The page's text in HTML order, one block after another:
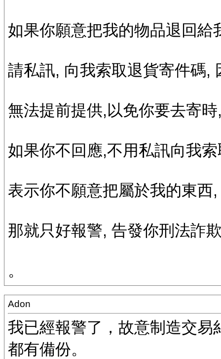
如果你願意把我的物品退回給
請私訊, 向我索取退貨寄件碼,
無法提前提供,以免你要去寄
如果你不回應,不用私訊向我
表示你不願意把屬於我的東西
那就只好報警, 告發你刑法詐
。
Adon
我已經報警了，故意制造交
都有備份。